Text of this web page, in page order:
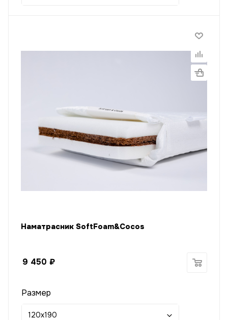
Наматрасник SoftFoam&Cocos
9 450 ₽
Размер
120x190